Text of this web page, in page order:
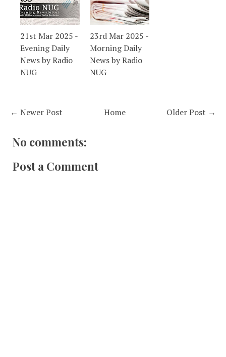
21st Mar 2025 -
Evening Daily
News by Radio
NUG
23rd Mar 2025 -
Morning Daily
News by Radio
NUG
← Newer Post Older Post →
Home
No comments:
Post a Comment